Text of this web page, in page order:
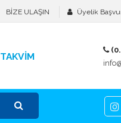
BİZE ULAŞIN Üyelik
TAKVİM